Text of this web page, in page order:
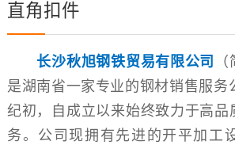
直角扣件
长沙秋旭钢铁贸易有限公司
是湖南省一家专业的钢材销售服务
纪初，自成立以来始终致力于高品
务。公司现拥有先进的开平加工